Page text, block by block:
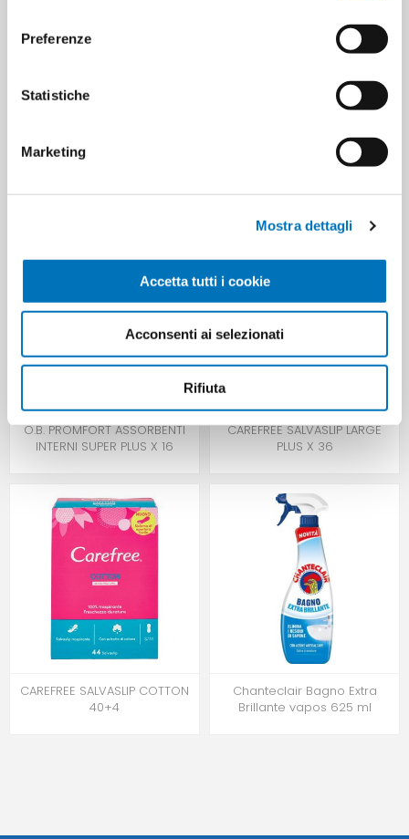
Preferenze
Statistiche
Marketing
Mostra dettagli
Accetta tutti i cookie
Acconsenti ai selezionati
Rifiuta
3607345266190
HANNO ACQUISTATO ANCHE
O.B. PROMFORT ASSORBENTI
INTERNI SUPER PLUS X 16
CAREFREE SALVASLIP LARGE
PLUS X 36
CAREFREE SALVASLIP COTTON
40+4
Chanteclair Bagno Extra
Brillante vapos 625 ml